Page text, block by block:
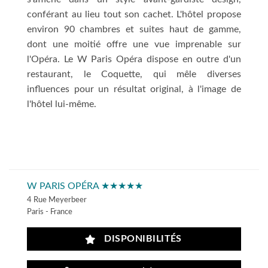
conférant au lieu tout son cachet. L'hôtel propose
environ 90 chambres et suites haut de gamme,
dont une moitié offre une vue imprenable sur
l'Opéra. Le W Paris Opéra dispose en outre d'un
restaurant, le Coquette, qui mêle diverses
influences pour un résultat original, à l'image de
l'hôtel lui-même.
W PARIS OPÉRA ★★★★★
4 Rue Meyerbeer
Paris - France
DISPONIBILITÉS